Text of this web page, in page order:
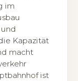
im
Kapazität
macht
ist